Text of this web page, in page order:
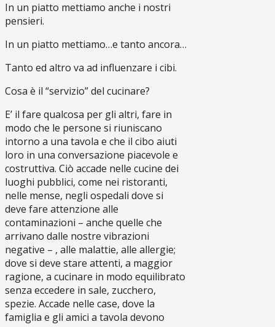
In un piatto mettiamo anche i nostri
pensieri.
In un piatto mettiamo…e tanto ancora…
Tanto ed altro va ad influenzare i cibi.
Cosa è il “servizio” del cucinare?
E’ il fare qualcosa per gli altri, fare in
modo che le persone si riuniscano
intorno a una tavola e che il cibo aiuti
loro in una conversazione piacevole e
costruttiva. Ciò accade nelle cucine dei
luoghi pubblici, come nei ristoranti,
nelle mense, negli ospedali dove si
deve fare attenzione alle
contaminazioni – anche quelle che
arrivano dalle nostre vibrazioni
negative – , alle malattie, alle allergie;
dove si deve stare attenti, a maggior
ragione, a cucinare in modo equilibrato
senza eccedere in sale, zucchero,
spezie. Accade nelle case, dove la
famiglia e gli amici a tavola devono